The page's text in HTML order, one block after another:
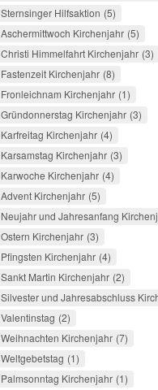
Sternsinger Hilfsaktion 5
Aschermittwoch Kirchenjahr 5
Christi Himmelfahrt Kirchenjahr 3
Fastenzeit Kirchenjahr 8
Fronleichnam Kirchenjahr 1
Gründonnerstag Kirchenjahr 3
Karfreitag Kirchenjahr 4
Karsamstag Kirchenjahr 3
Karwoche Kirchenjahr 4
Advent Kirchenjahr 5
Neujahr und Jahresanfang
Ostern Kirchenjahr 3
Pfingsten Kirchenjahr 4
Sankt Martin Kirchenjahr 2
Silvester und Jahresabschluss
Valentinstag 2
Weihnachten Kirchenjahr 7
Weltgebetstag 1
Palmsonntag Kirchenjahr 1